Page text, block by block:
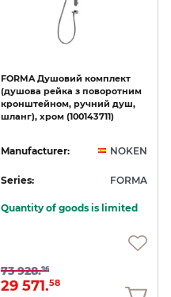
FORMA Душовий комплект
(душова рейка з поворотним
кронштейном, ручний душ,
шланг), хром (100143711)
Manufacturer: NOKEN
Series: FORMA
Quantity of goods is limited
73 928.96
29 571.58